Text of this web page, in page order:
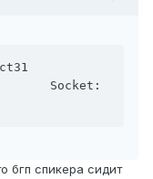
Socket:
бгп спикера сидит